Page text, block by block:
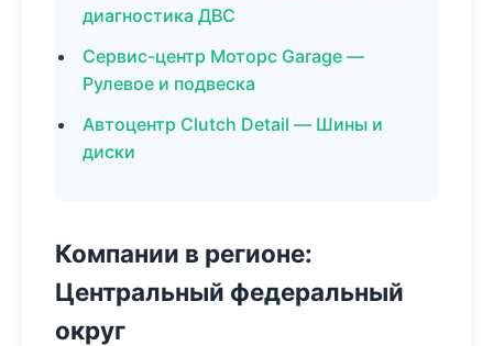
диагностика ДВС
Сервис-центр Моторс Garage —
Рулевое и подвеска
Автоцентр Clutch Detail — Шины и
диски
Компании в регионе:
Центральный федеральный
округ